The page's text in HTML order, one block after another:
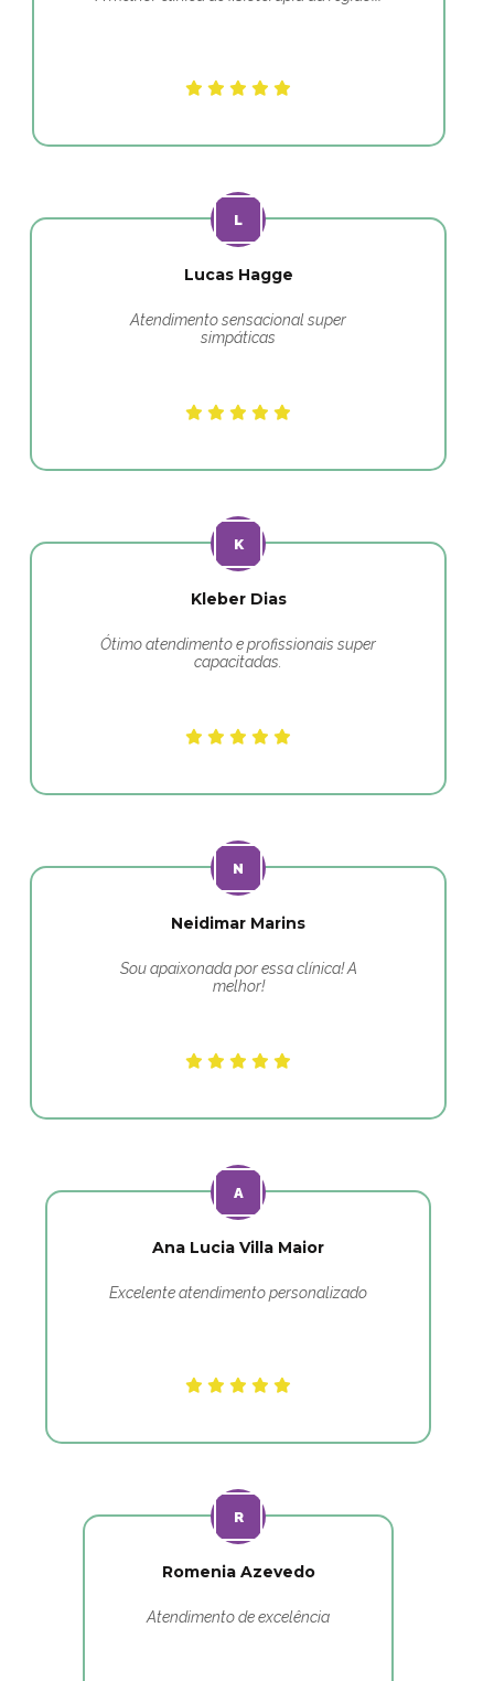
Lucas Hagge
Atendimento sensacional super
simpáticas
Kleber Dias
Ótimo atendimento e profissionais super
capacitadas.
Neidimar Marins
Sou apaixonada por essa clínica! A
melhor!
Ana Lucia Villa Maior
Excelente atendimento personalizado
Romenia Azevedo
Atendimento de excelência